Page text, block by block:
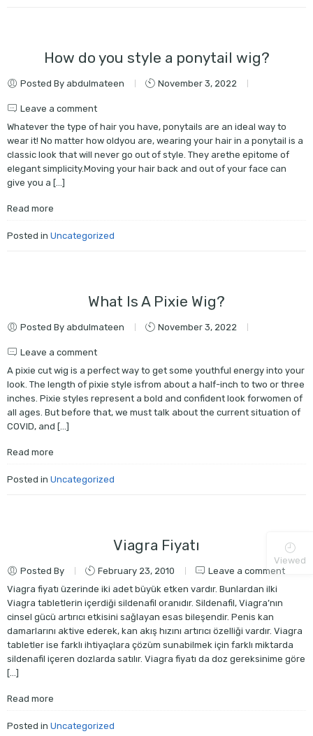
How do you style a ponytail wig?
Posted By abdulmateen November 3, 2022
Leave a comment
Whatever the type of hair you have, ponytails are an ideal way to
wear it! No matter how oldyou are, wearing your hair in a ponytail is a
classic look that will never go out of style. They arethe epitome of
elegant simplicity.Moving your hair back and out of your face can
give you a […]
Read more
Posted in Uncategorized
What Is A Pixie Wig?
Posted By abdulmateen November 3, 2022
Leave a comment
A pixie cut wig is a perfect way to get some youthful energy into your
look. The length of pixie style isfrom about a half-inch to two or three
inches. Pixie styles represent a bold and confident look forwomen of
all ages. But before that, we must talk about the current situation of
COVID, and […]
Read more
Posted in Uncategorized
Viagra Fiyatı
Posted By February 23, 2010
Leave a comment
Viagra fiyatı üzerinde iki adet büyük etken vardır. Bunlardan ilki
Viagra tabletlerin içerdiği sildenafil oranıdır. Sildenafil, Viagra’nın
cinsel gücü artırıcı etkisini sağlayan esas bileşendir. Penis kan
damarlarını aktive ederek, kan akış hızını artırıcı özelliği vardır. Viagra
tabletler ise farklı ihtiyaçlara çözüm sunabilmek için farklı miktarda
sildenafil içeren dozlarda satılır. Viagra fiyatı da doz gereksinime göre
[…]
Read more
Posted in Uncategorized
Viewed